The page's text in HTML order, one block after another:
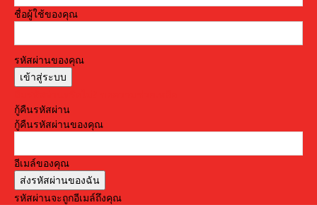
ชื่อผู้ใช้ของคุณ
รหัสผ่านของคุณ
กู้คืนรหัสผ่าน
กู้คืนรหัสผ่านของคุณ
อีเมล์ของคุณ
รหัสผ่านจะถูกอีเมล์ถึงคุณ